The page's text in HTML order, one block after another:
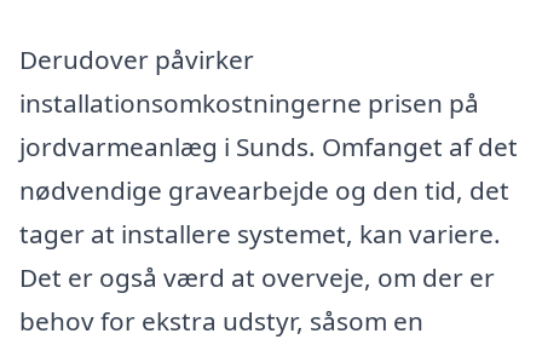
Derudover påvirker
installationsomkostningerne prisen på
jordvarmeanlæg i Sunds. Omfanget af det
nødvendige gravearbejde og den tid, det
tager at installere systemet, kan variere.
Det er også værd at overveje, om der er
behov for ekstra udstyr, såsom en